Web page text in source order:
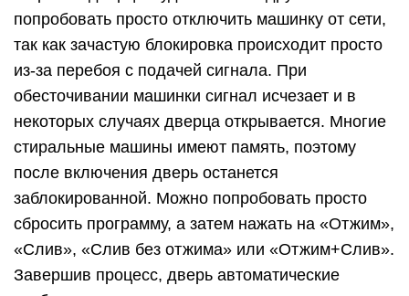
попробовать просто отключить машинку от сети,
так как зачастую блокировка происходит просто
из-за перебоя с подачей сигнала. При
обесточивании машинки сигнал исчезает и в
некоторых случаях дверца открывается. Многие
стиральные машины имеют память, поэтому
после включения дверь останется
заблокированной. Можно попробовать просто
сбросить программу, а затем нажать на «Отжим»,
«Слив», «Слив без отжима» или «Отжим+Слив».
Завершив процесс, дверь автоматические